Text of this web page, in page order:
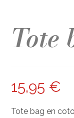
Tote
15,95 €
Tote bag en